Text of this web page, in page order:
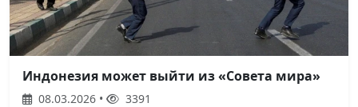
Индонезия может выйти из «Совета мира»
08.03.2026 • 3391